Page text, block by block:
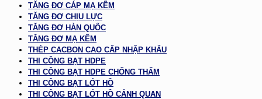
TĂNG ĐƠ CÁP MẠ KẼM
TĂNG ĐƠ CHỊU LỰC
TĂNG ĐƠ HÀN QUỐC
TĂNG ĐƠ MẠ KẼM
THÉP CACBON CAO CẤP NHẬP KHẨU
THI CÔNG BẠT HDPE
THI CÔNG BẠT HDPE CHỐNG THẤM
THI CÔNG BẠT LÓT HỒ
THI CÔNG BẠT LÓT HỒ CẢNH QUAN